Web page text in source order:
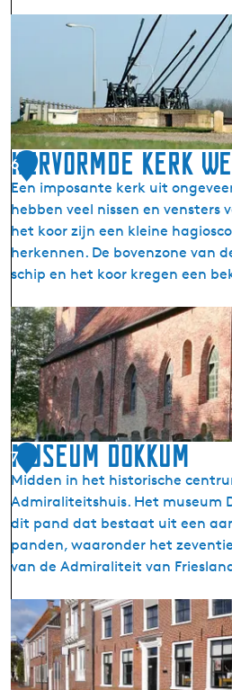
y
s
D
o
k
k
u
m
e
r
N
i
e
u
w
e
Z
i
j
l
e
n
6
Hervormde Kerk
Een imposante kerk uit
hebben veel nissen en vensters
het koor zijn een kleine
herkennen. De bovenzone van
schip en het koor kregen een
H
e
r
v
o
r
m
d
e
K
e
r
k
W
e
s
t
e
7
Museum Dokkum
Midden in het historische
Admiraliteitshuis. Het museum
dit pand dat bestaat uit een
panden, waaronder het
van de Admiraliteit van
M
u
s
e